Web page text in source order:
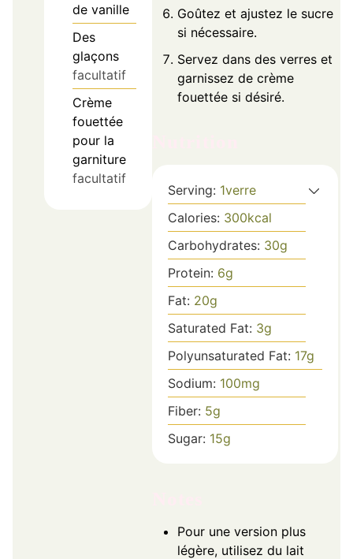
de vanille
Des
glaçons
facultatif
Crème
fouettée
pour la
garniture
facultatif
Goûtez et ajustez le sucre
si nécessaire.
Servez dans des verres et
garnissez de crème
fouettée si désiré.
Serving: 1verre
Calories: 300kcal
Carbohydrates: 30g
Protein: 6g
Fat: 20g
Saturated Fat: 3g
Polyunsaturated Fat: 17g
Sodium: 100mg
Fiber: 5g
Sugar: 15g
Pour une version plus
légère, utilisez du lait